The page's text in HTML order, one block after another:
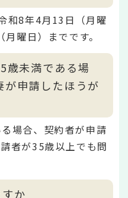
和8年4月13日（月曜
曜日）までです。
歳未満である場
申請したほうが
場合、契約者が申請
者が35歳以上でも問
か